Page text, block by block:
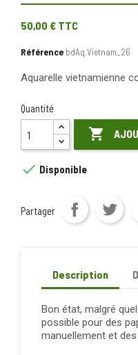
50,00 € TTC
Référence bdAq.Vietnam_26
Aquarelle vietnamienne
Quantité

 Disponible
Partager
Description
Bon état, malgré
possible pour des
manuellement et